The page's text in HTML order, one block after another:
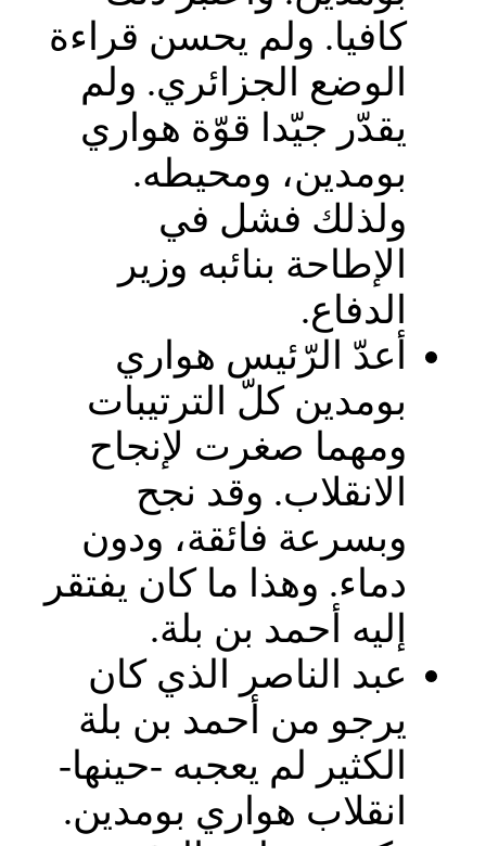
كافيا. ولم يحسن قراءة
الوضع الجزائري. ولم
يقدّر جيّدا قوّة هواري
بومدين، ومحيطه.
ولذلك فشل في
الإطاحة بنائبه وزير
الدفاع.
أعدّ الرّئيس هواري
بومدين كلّ الترتيبات
ومهما صغرت لإنجاح
الانقلاب. وقد نجح
وبسرعة فائقة، ودون
دماء. وهذا ما كان يفتقر
إليه أحمد بن بلة.
عبد الناصر الذي كان
يرجو من أحمد بن بلة
الكثير لم يعجبه -حينها-
انقلاب هواري بومدين.